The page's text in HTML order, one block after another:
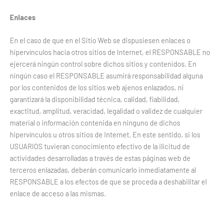
Enlaces
En el caso de que en el Sitio Web se dispusiesen enlaces o
hipervínculos hacia otros sitios de Internet, el RESPONSABLE no
ejercerá ningún control sobre dichos sitios y contenidos. En
ningún caso el RESPONSABLE asumirá responsabilidad alguna
por los contenidos de los sitios web ajenos enlazados, ni
garantizará la disponibilidad técnica, calidad, fiabilidad,
exactitud, amplitud, veracidad, legalidad o validez de cualquier
material o información contenida en ninguno de dichos
hipervínculos u otros sitios de Internet. En este sentido, si los
USUARIOS tuvieran conocimiento efectivo de la ilicitud de
actividades desarrolladas a través de estas páginas web de
terceros enlazadas, deberán comunicarlo inmediatamente al
RESPONSABLE a los efectos de que se proceda a deshabilitar el
enlace de acceso a las mismas.